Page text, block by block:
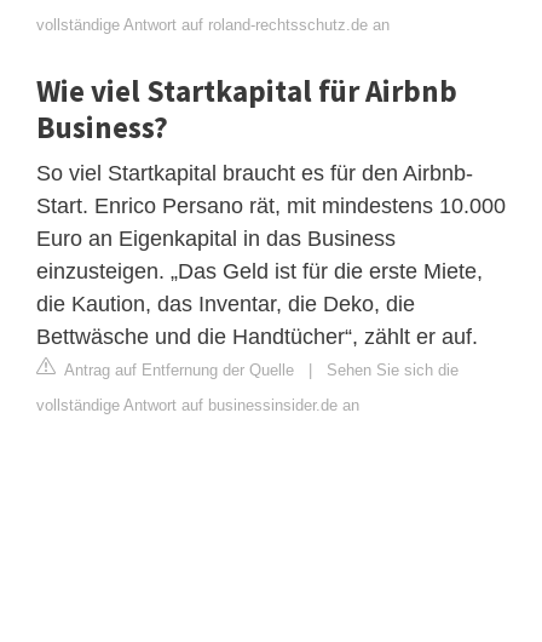
vollständige Antwort auf roland-rechtsschutz.de an
Wie viel Startkapital für Airbnb
Business?
So viel Startkapital braucht es für den Airbnb-
Start. Enrico Persano rät, mit mindestens 10.000
Euro an Eigenkapital in das Business
einzusteigen. „Das Geld ist für die erste Miete,
die Kaution, das Inventar, die Deko, die
Bettwäsche und die Handtücher“, zählt er auf.
Antrag auf Entfernung der Quelle | Sehen Sie sich die
vollständige Antwort auf businessinsider.de an